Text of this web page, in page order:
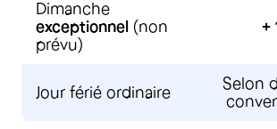
Dimanche
exceptionnel (non
prévu)
+
Jour férié ordinaire
Selon